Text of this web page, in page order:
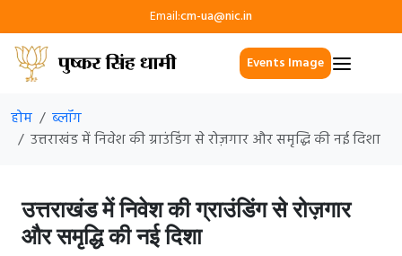
Email:cm-ua@nic.in
Events Image
होम
ब्लॉग
उत्तराखंड में निवेश की ग्राउंडिंग से रोज़गार और समृद्धि की नई दिशा
उत्तराखंड में निवेश की ग्राउंडिंग से रोज़गार
और समृद्धि की नई दिशा